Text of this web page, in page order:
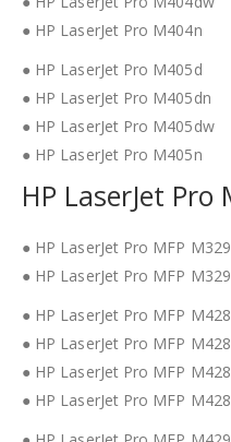
● HP LaserJet Pro M404n
● HP LaserJet Pro M405d
● HP LaserJet Pro M405dn
● HP LaserJet Pro M405dw
● HP LaserJet Pro M405n
HP LaserJet Pro
● HP LaserJet Pro MFP
● HP LaserJet Pro MFP
● HP LaserJet Pro MFP
● HP LaserJet Pro MFP
● HP LaserJet Pro MFP
● HP LaserJet Pro MFP